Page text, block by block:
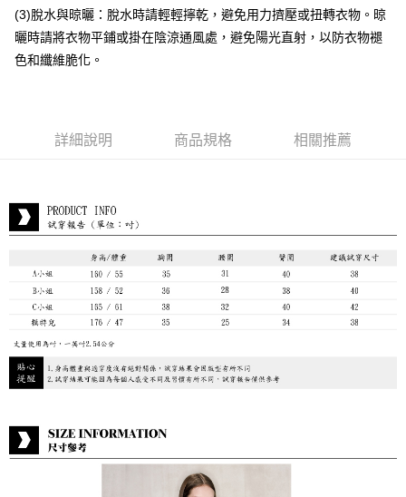
貨到付款
每筆NT$80，滿NT$888(含以上)免運費
(3)脫水與晾曬：脫水時請輕輕擰乾，避免用力擠壓或扭轉衣物。晾
曬時請將衣物平鋪或掛在陰涼通風處，避免陽光直射，以防衣物褪
色和纖維脆化。
詳細說明 商品規格 相關推薦